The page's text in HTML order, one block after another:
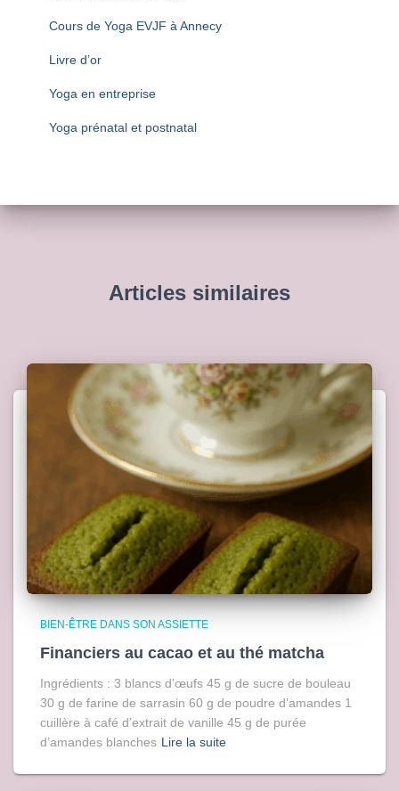
Cours de Yoga EVJF à Annecy
Livre d’or
Yoga en entreprise
Yoga prénatal et postnatal
Articles similaires
BIEN-ÊTRE DANS SON ASSIETTE
Financiers au cacao et au thé matcha
Ingrédients : 3 blancs d’œufs 45 g de sucre de bouleau
30 g de farine de sarrasin 60 g de poudre d’amandes 1
cuillère à café d’extrait de vanille 45 g de purée
d’amandes blanches Lire la suite